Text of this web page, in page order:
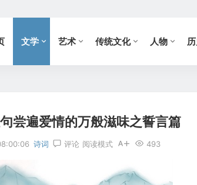
文学 艺术 传统文化 人物
尝遍爱情的万般滋味之誓言篇
诗词 评论 493
阅读模式